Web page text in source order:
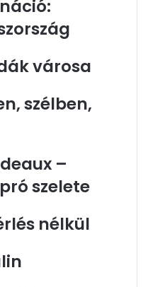
városa
szélben,
–
szelete
nélkül